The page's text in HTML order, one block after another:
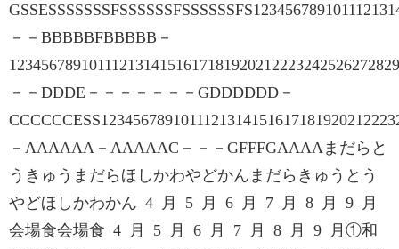
－－BBBBBFBBBBB－
－－DDDE－－－－－－－GDDDDDD－
－AAAAAA－AAAAAC－－－GFFFGAAAAまだらと
うきゅうまだらほしかわやどかんまだらきゅうとう
やどほしかわかん 4 月 5 月 6 月 7 月 8 月 9 月
会場食会場食 4 月 5 月 6 月 7 月 8 月 9 月①和